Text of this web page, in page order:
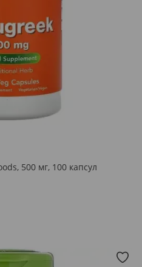
500 мг, 100 капсул